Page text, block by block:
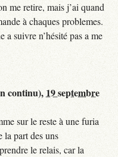
me retire, mais j’ai quand
à chaques problemes.
a suivre n’hésité pas a me
continu), 19 septembre
sur le reste à une furia
la part des uns
le relais, car la